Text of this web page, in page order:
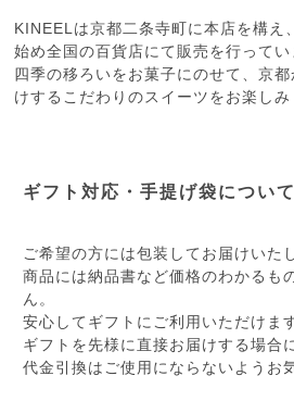
KINEELは京都二条寺町に本店を構え
始め全国の百貨店にて販売を行ってい
四季の移ろいをお菓子にのせて、京
けするこだわりのスイーツをお楽しみ
ギフト対応・手提げ袋について
ご希望の方には包装してお届けいた
商品には納品書など価格のわかるも
ん。
安心してギフトにご利用いただけま
ギフトを先様に直接お届けする場合
代金引換はご使用にならないようお